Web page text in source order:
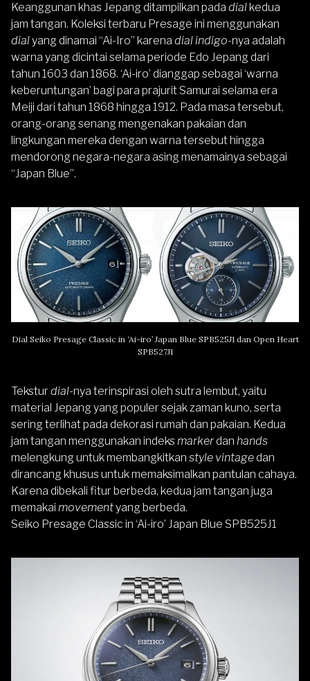
Keanggunan khas Jepang ditampilkan pada dial kedua
jam tangan. Koleksi terbaru Presage ini menggunakan
dialyang dinamai “Ai-Iro” karena dial indigo-nya adalah
warna yang dicintai selama periode Edo Jepang dari
tahun 1603 dan 1868. ‘Ai-iro’ dianggap sebagai ‘warna
keberuntungan’ bagi para prajurit Samurai selama era
Meiji dari tahun 1868 hingga 1912. Pada masa tersebut,
orang-orang senang mengenakan pakaian dan
lingkungan mereka dengan warna tersebut hingga
mendorong negara-negara asing menamainya sebagai
“Japan Blue”.
Dial Seiko Presage Classic in ‘Ai-iro’ Japan Blue SPB525J1 dan Open Heart
SPB527J1
Tekstur dial-nya terinspirasi oleh sutra lembut, yaitu
material Jepang yang populer sejak zaman kuno, serta
sering terlihat pada dekorasi rumah dan pakaian. Kedua
jam tangan menggunakan indeksmarkerdan hands
melengkung untuk membangkitkan style vintagedan
dirancang khusus untuk memaksimalkan pantulan cahaya.
Karena dibekali fitur berbeda, kedua jam tangan juga
memakai movementyang berbeda.
Seiko Presage Classic in ‘Ai-iro’ Japan Blue SPB525J1